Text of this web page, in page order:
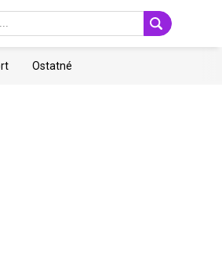
Ostatné